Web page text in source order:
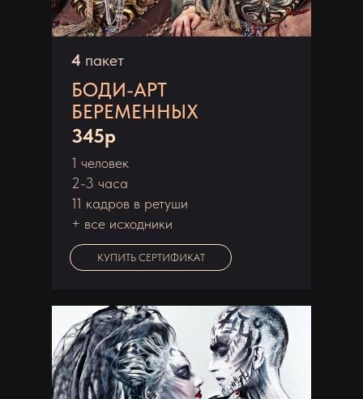
345р
КУПИТЬ СЕРТИФИКАТ
БОДИ-АРТ
БЕРЕМЕННЫХ
4 пакет
1 человек
2-3 часа
11 кадров в ретуши
+ все исходники